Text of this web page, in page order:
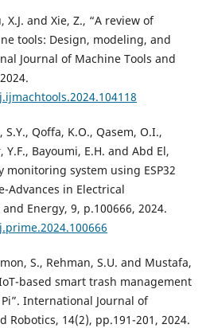
X.J. and Xie, Z., “A review of
tools: Design, modeling, and
Journal of Machine Tools and
Qoffa, K.O., Qasem, O.I.,
Bayoumi, E.H. and Abd El,
monitoring system using ESP32
Advances in Electrical
Energy, 9, p.100666, 2024.
S., Rehman, S.U. and Mustafa,
based smart trash management
International Journal of
Robotics, 14(2), pp.191-201, 2024.